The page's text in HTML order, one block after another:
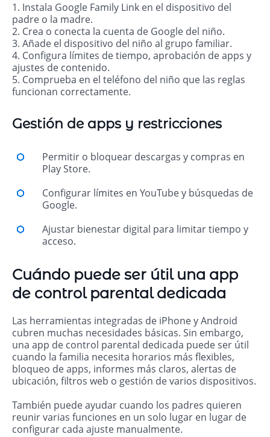
1. Instala Google Family Link en el dispositivo del
padre o la madre.
2. Crea o conecta la cuenta de Google del niño.
3. Añade el dispositivo del niño al grupo familiar.
4. Configura límites de tiempo, aprobación de apps y
ajustes de contenido.
5. Comprueba en el teléfono del niño que las reglas
funcionan correctamente.
Gestión de apps y restricciones
Permitir o bloquear descargas y compras en
Play Store.
Configurar límites en YouTube y búsquedas de
Google.
Ajustar bienestar digital para limitar tiempo y
acceso.
Cuándo puede ser útil una app
de control parental dedicada
Las herramientas integradas de iPhone y Android
cubren muchas necesidades básicas. Sin embargo,
una app de control parental dedicada puede ser útil
cuando la familia necesita horarios más flexibles,
bloqueo de apps, informes más claros, alertas de
ubicación, filtros web o gestión de varios dispositivos.
También puede ayudar cuando los padres quieren
reunir varias funciones en un solo lugar en lugar de
configurar cada ajuste manualmente.